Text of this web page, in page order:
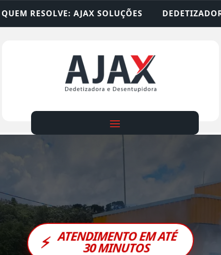
DEDETIZADORA • DESENTUPIDORA
⚡ ATENDIMENTO EM ATÉ
30 MINUTOS